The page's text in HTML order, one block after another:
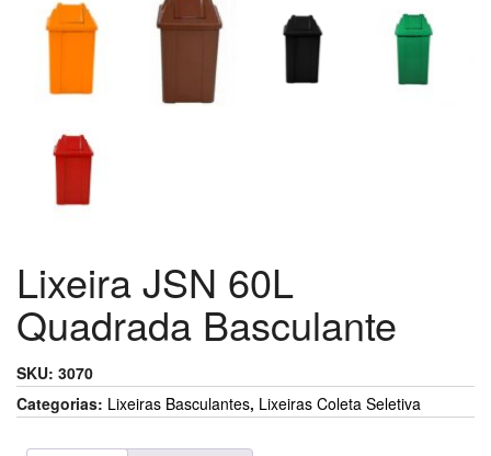
Lixeira JSN 60L
Quadrada Basculante
SKU: 3070
Categorias: Lixeiras Basculantes, Lixeiras Coleta Seletiva